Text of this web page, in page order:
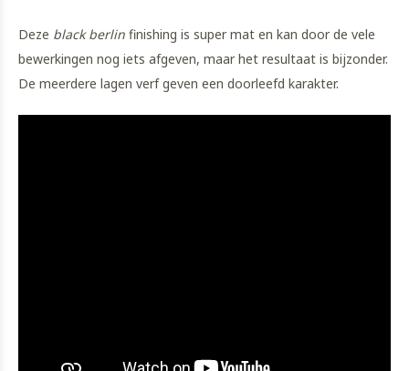
Deze black berlin finishing is super mat en kan door de vele
bewerkingen nog iets afgeven, maar het resultaat is bijzonder.
De meerdere lagen verf geven een doorleefd karakter.